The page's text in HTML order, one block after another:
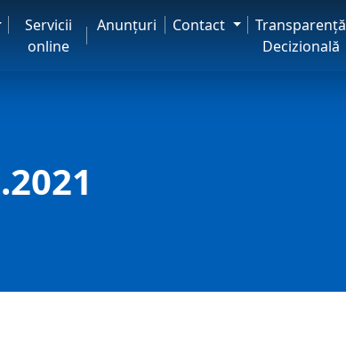
Servicii
online
Anunţuri Contact
Transparență
Decizională